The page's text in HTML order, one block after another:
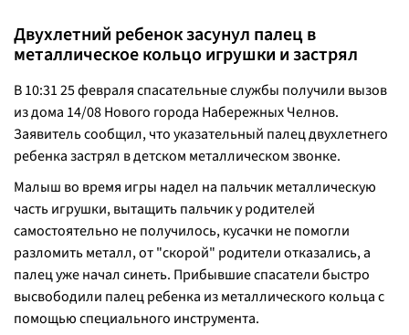
Двухлетний ребенок засунул палец в
металлическое кольцо игрушки и застрял
В 10:31 25 февраля спасательные службы получили вызов
из дома 14/08 Нового города Набережных Челнов.
Заявитель сообщил, что указательный палец двухлетнего
ребенка застрял в детском металлическом звонке.
Малыш во время игры надел на пальчик металлическую
часть игрушки, вытащить пальчик у родителей
самостоятельно не получилось, кусачки не помогли
разломить металл, от "скорой" родители отказались, а
палец уже начал синеть. Прибывшие спасатели быстро
высвободили палец ребенка из металлического кольца с
помощью специального инструмента.